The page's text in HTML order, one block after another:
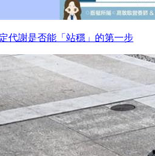
代謝是否能「站穩」的第一步